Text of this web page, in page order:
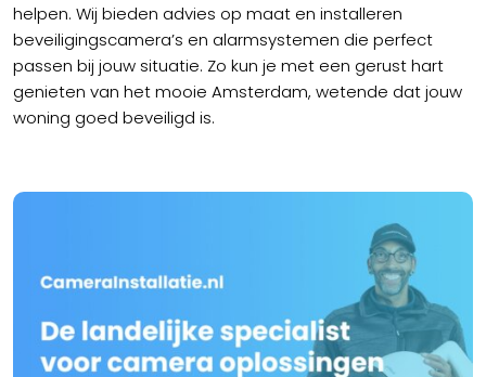
helpen. Wij bieden advies op maat en installeren
beveiligingscamera’s en alarmsystemen die perfect
passen bij jouw situatie. Zo kun je met een gerust hart
genieten van het mooie Amsterdam, wetende dat jouw
woning goed beveiligd is.